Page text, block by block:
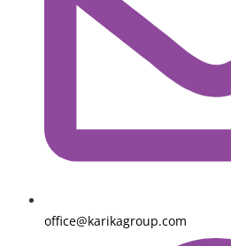
office@karikagroup.com